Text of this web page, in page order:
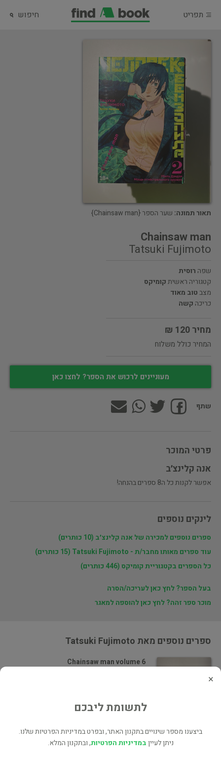
תפריט חיפוש
תאור תמונה: שער הספר {Chainsaw man}
Chainsaw man
Tatsuki Fujimoto
שפה רוסית
קטגוריה ראשיתקומיקס
מצבטוב מאוד
כריכה קשה
מחיר 120 ₪
המחיר כולל משלוח
מעוניינים לרכוש את הספר? לחצו כאן
שתף
פרטי המוכר
אנה קלינצ׳ב
אפשר לקנות כל ה8 ספרים בהנחה!
לינקים נוספים
ספרים נוספים למכירה של אנה קלינצ׳ב (10 כותרים)
עוד ספרים מאותו מחבר/ת - Tatsuki Fujimoto (15 כותרים)
כל הספרים בקטגוריית קומיקס (446 כותרים)
בעל הספר? לחץ כאן לעריכה/הסרה
מוכר ספר זהה? לחץ כאן להוספה למאגר
ספרים נוספים מאת Tatsuki Fujimoto
Chainsaw man volume 6
×
לתשומת ליבכם
ביצענו מספר שינויים בתקנון האתר, ובפרט במדיניות הפרטיות שלנו.
ניתן לעייןבמדיניות הפרטיות, ובתקנון המלא.